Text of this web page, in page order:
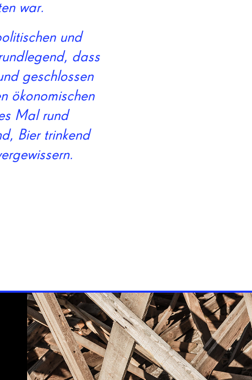
war.
und
dass
geschlossen
ökonomischen
Mal rund
Bier trinkend